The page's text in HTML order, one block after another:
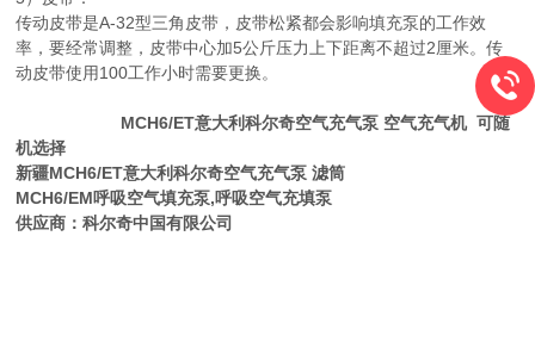
传动皮带是A-32型三角皮带，皮带松紧都会影响填充泵的工作效
率，要经常调整，皮带中心加5公斤压力上下距离不超过2厘米。传
动皮带使用100工作小时需要更换。
MCH6/ET意大利科尔奇空气充气泵 空气充气机 可随
机选择
新疆MCH6/ET意大利科尔奇空气充气泵 滤筒
MCH6/EM呼吸空气填充泵,呼吸空气充填泵
供应商：科尔奇中国有限公司